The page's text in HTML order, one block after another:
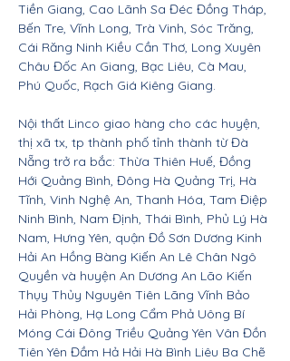
Tiền Giang, Cao Lãnh Sa Đéc Đồng Tháp,
Bến Tre, Vĩnh Long, Trà Vinh, Sóc Trăng,
Cái Răng Ninh Kiều Cần Thơ, Long Xuyên
Châu Đốc An Giang, Bạc Liêu, Cà Mau,
Phú Quốc, Rạch Giá Kiêng Giang.
Nội thất Linco giao hàng cho các huyện,
thị xã tx, tp thành phố tỉnh thành từ Đà
Nẵng trở ra bắc: Thừa Thiên Huế, Đồng
Hới Quảng Bình, Đông Hà Quảng Trị, Hà
Tĩnh, Vinh Nghệ An, Thanh Hóa, Tam Điệp
Ninh Bình, Nam Định, Thái Bình, Phủ Lý Hà
Nam, Hưng Yên, quận Đồ Sơn Dương Kinh
Hải An Hồng Bàng Kiến An Lê Chân Ngô
Quyền và huyện An Dương An Lão Kiến
Thụy Thủy Nguyên Tiên Lãng Vĩnh Bảo
Hải Phòng, Hạ Long Cẩm Phả Uông Bí
Móng Cái Đông Triều Quảng Yên Vân Đồn
Tiên Yên Đầm Hả Hải Hà Bình Liêu Ba Chẽ